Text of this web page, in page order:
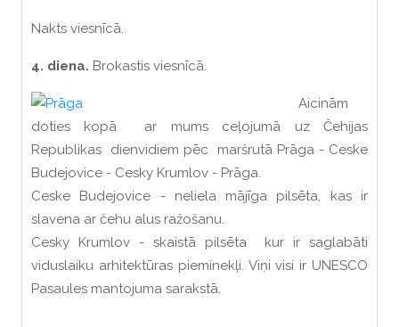
Nakts viesnīcā.
4. diena. Brokastis viesnīcā.
Aicinām
doties kopā ar mums ceļojumā uz Čehijas
Republikas dienvidiem pēc maršrutā Prāga - Ceske
Budejovice - Cesky Krumlov - Prāga.
Ceske Budejovice - neliela mājīga pilsēta, kas ir
slavena ar čehu alus ražošanu.
Cesky Krumlov - skaistā pilsēta kur ir saglabāti
viduslaiku arhitektūras pieminekļi. Viņi visi ir UNESCO
Pasaules mantojuma sarakstā.